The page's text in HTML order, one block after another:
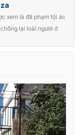
xem là đã phạm tội ác
lại loài người ở